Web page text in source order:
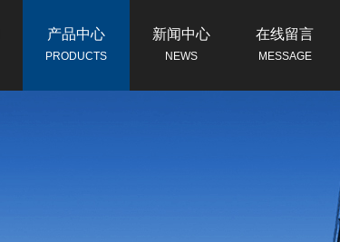
产品中心
PRODUCTS
新闻中心
NEWS
在线留言
MESSAGE